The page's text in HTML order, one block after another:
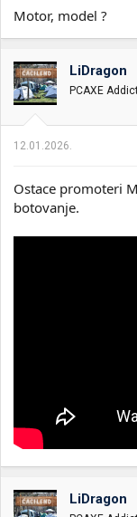
Motor, model ?
LiDragon
PCAXE
12.01.2026.
Ostace promoteri
botovanje.
LiDragon